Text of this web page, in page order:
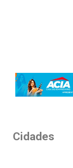
Cidades
Cidades